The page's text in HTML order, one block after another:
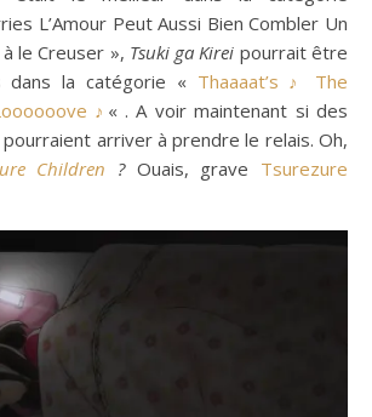
L’Amour Peut Aussi Bien Combler Un
le Creuser », Tsuki ga Kirei pourrait être
dans la catégorie « Thaaaat’s ♪ The
♪ « . A voir maintenant si des
arriver à prendre le relais. Oh,
Children ? Ouais, grave Tsurezure